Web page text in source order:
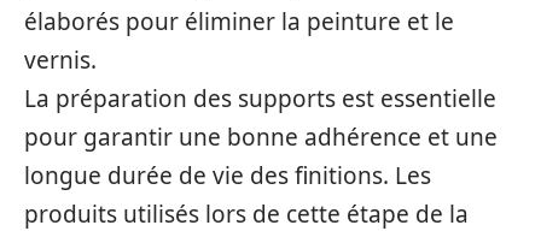
élaborés pour éliminer la peinture et le
vernis.
La préparation des supports est essentielle
pour garantir une bonne adhérence et une
longue durée de vie des finitions. Les
produits utilisés lors de cette étape de la